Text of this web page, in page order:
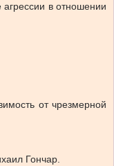
в отношении
от чрезмерной
Гончар